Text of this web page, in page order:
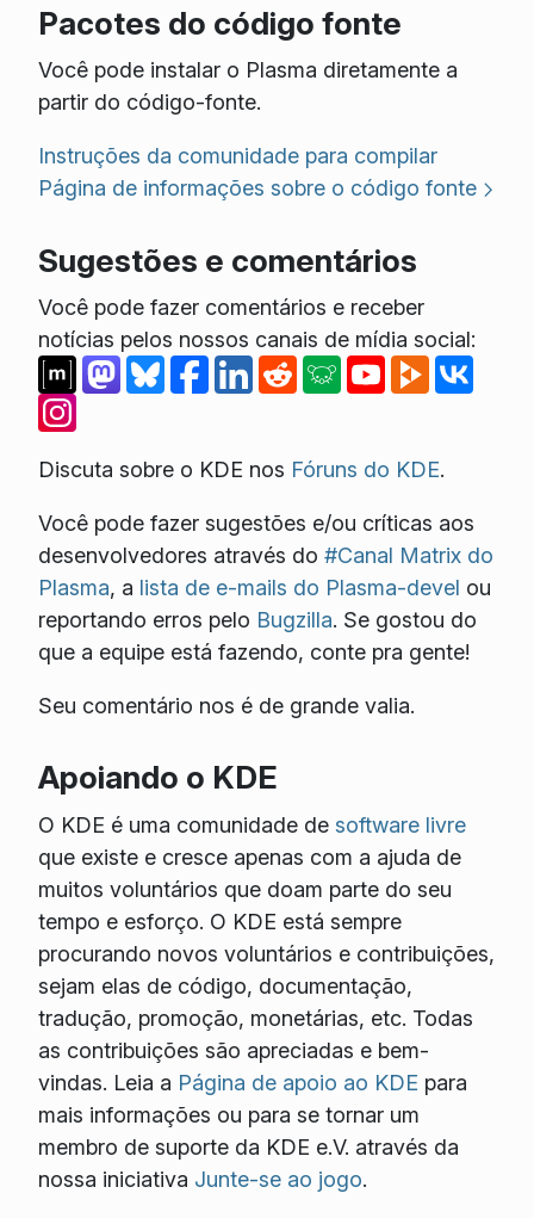
Pacotes do código fonte
Você pode instalar o Plasma diretamente a
partir do código-fonte.
Instruções da comunidade para compilar
Página de informações sobre o código fonte
Sugestões e comentários
Você pode fazer comentários e receber
notícias pelos nossos canais de mídia social:
Discuta sobre o KDE nos Fóruns do KDE.
Você pode fazer sugestões e/ou críticas aos
desenvolvedores através do #Canal Matrix do
Plasma, a lista de e-mails do Plasma-devel ou
reportando erros pelo Bugzilla. Se gostou do
que a equipe está fazendo, conte pra gente!
Seu comentário nos é de grande valia.
Apoiando o KDE
O KDE é uma comunidade de software livre
que existe e cresce apenas com a ajuda de
muitos voluntários que doam parte do seu
tempo e esforço. O KDE está sempre
procurando novos voluntários e contribuições,
sejam elas de código, documentação,
tradução, promoção, monetárias, etc. Todas
as contribuições são apreciadas e bem-
vindas. Leia a Página de apoio ao KDE para
mais informações ou para se tornar um
membro de suporte da KDE e.V. através da
nossa iniciativa Junte-se ao jogo.